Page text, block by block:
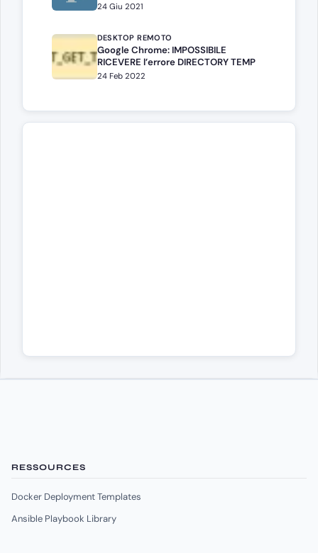
24 Giu 2021
DESKTOP REMOTO
Google Chrome: IMPOSSIBILE
RICEVERE l’errore DIRECTORY TEMP
24 Feb 2022
RESSOURCES
Docker Deployment Templates
Ansible Playbook Library